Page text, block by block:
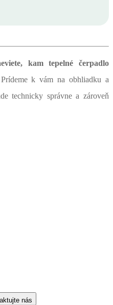
kam tepelné čerpadlo
k vám na obhliadku a
technicky správne a zároveň
nás